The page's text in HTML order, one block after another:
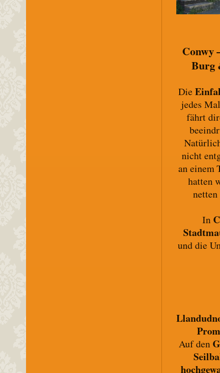
Conwy
Burg
Die
jedes
fährt
nicht
an einem
hatten
In
und die
Auf den